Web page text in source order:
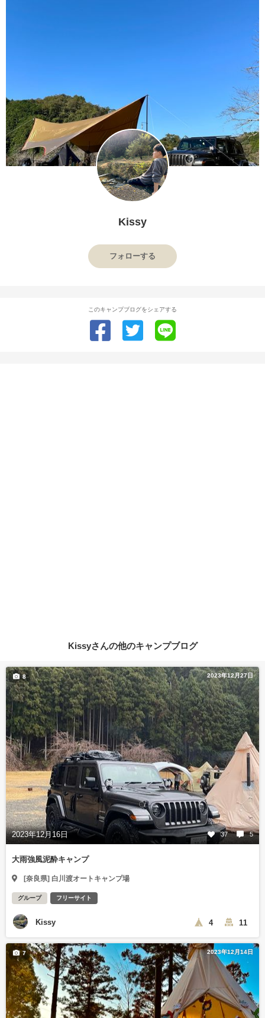
Kissy
フォローする
このキャンプブログをシェアする
Kissyさんの他のキャンプブログ
2023年12月27日
2023年12月16日 37 5
8
大雨強風泥酔キャンプ
[奈良県] 白川渡オートキャンプ場
グループ フリーサイト
Kissy 4 11
2023年12月14日
7